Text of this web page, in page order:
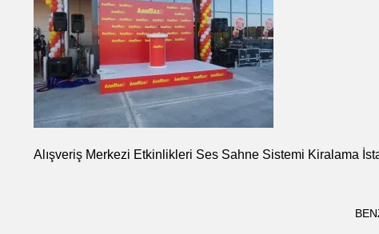
Alışveriş Merkezi Etkinlikleri Ses Sahne Sistemi Kiralama